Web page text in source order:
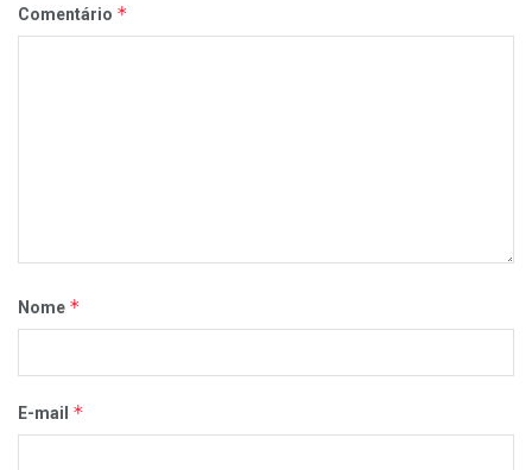
Comentário *
Nome *
E-mail *